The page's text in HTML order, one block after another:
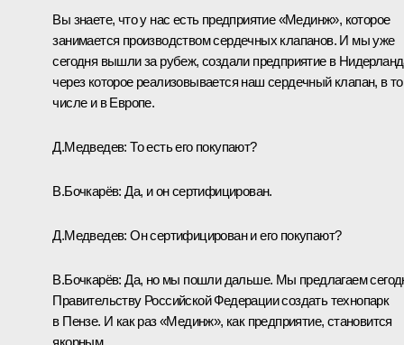
Вы знаете, что у нас есть предприятие «Мединж», которое
занимается производством сердечных клапанов. И мы уже
сегодня вышли за рубеж, создали предприятие в
через которое реализовывается наш сердечный клапан, в
числе и в Европе.
Д.Медведев: То есть его покупают?
В.Бочкарёв: Да, и он сертифицирован.
Д.Медведев: Он сертифицирован и его покупают?
В.Бочкарёв: Да, но мы пошли дальше. Мы предлагаем
Правительству Российской Федерации создать технопарк
в Пензе. И как раз «Мединж», как предприятие, становится
якорным.